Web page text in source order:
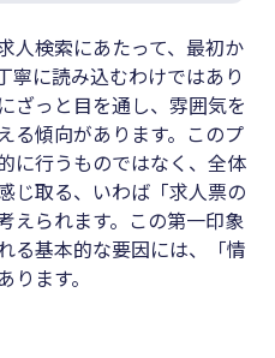
人検索にあたって、最初か
寧に読み込むわけではあり
ざっと目を通し、雰囲気を
る傾向があります。このプ
に行うものではなく、全体
じ取る、いわば「求人票の
えられます。この第一印象
る基本的な要因には、「情
ます。